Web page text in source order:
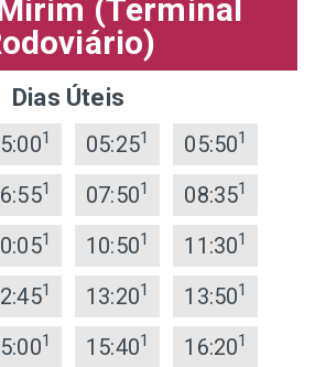
(Terminal
Dias Úteis
1 05:251 05:501
1 07:501 08:351
1 10:501 11:301
1 13:201 13:501
1 15:401 16:201